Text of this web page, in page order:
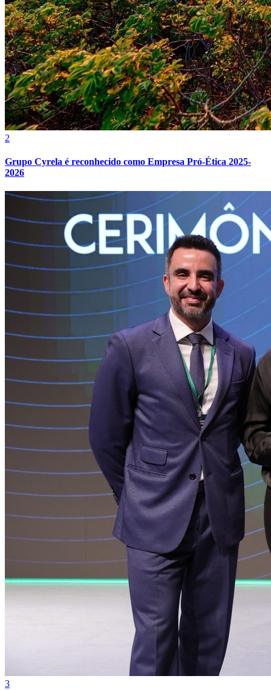
Botafogo
2
Grupo Cyrela é reconhecido como Empresa Pró-Ética 2025-
2026
3